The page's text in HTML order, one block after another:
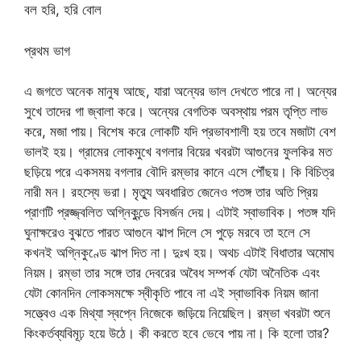
বল হরি, হরি বোল
প্রথম ভাগ
এ জগতে অনেক মানুষ আছে, যারা অন্যের ভাল দেখতে পারে না। অন্যের
সুখে তাদের গা জ্বালা করে। অন্যের বেগতিক অবস্থায় পরম তৃপ্তি লাভ
করে, মজা পায়। বিশেষ করে লোকটি যদি প্রভাবশালী হয় তবে মজাটা বেশ
ভালই হয়। গ্রামের লোকমুখে বগলার বিয়ের খবরটা আগুনের ফুলকির মত
ছড়িয়ে পরে একসময় বগলার বৌদি রম্ভার কানে এসে পৌঁছয়। কি বিচিত্র
নারী মন। রহস্যে ভরা। মৃত্যু অবধারিত জেনেও পতঙ্গ তার অতি প্রিয়
প্রাণটি প্রজ্জ্বলিত অগ্নিকুন্ডে বিসর্জন দেয়। এটাই স্বাভাবিক। পতঙ্গ যদি
ঘুনাক্ষরেও বুঝতে পারত আগুনে ঝাপ দিলে সে পুড়ে মরবে তা হলে সে
কখনই অগ্নিকুণ্ডে ঝাপ দিত না। দুঃখ হয়। অথচ এটাই বিধাতার অমোঘ
নিয়ম। রম্ভা তার সঙ্গে তার দেবরের অবৈধ সম্পর্ক যেটা অনৈতিক এবং
যেটা কোনদিন লোকসমক্ষে স্বীকৃতি পাবে না এই স্বাভাবিক নিয়ম জানা
সত্ত্বেও এক মিথ্যা স্বপ্নে নিজেকে জড়িয়ে নিয়েছিল। রম্ভা খবরটা শুনে
কিংকর্তব্যবিমূঢ় হয়ে উঠে। কী করতে হবে ভেবে পায় না। কি হলো তার?